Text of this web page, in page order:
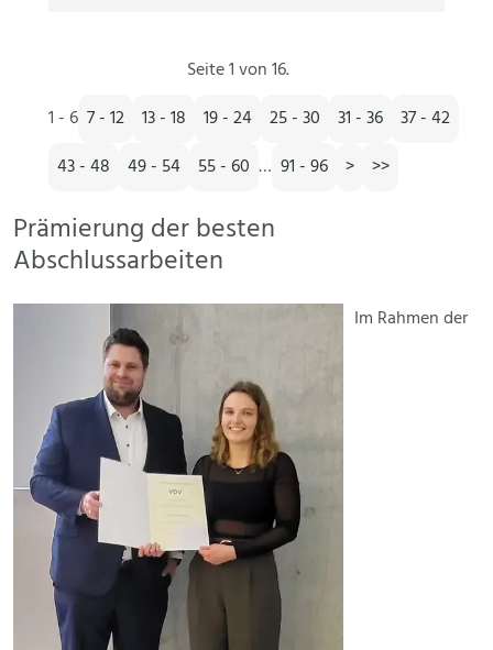
Seite 1 von 16.
1 - 6 7 - 12 13 - 18 19 - 24 25 - 30 31 - 36
37 - 42
43 - 48
49 - 54 55 - 60 … 91 - 96 > >>
Prämierung der besten
Abschlussarbeiten
Im Rahmen der